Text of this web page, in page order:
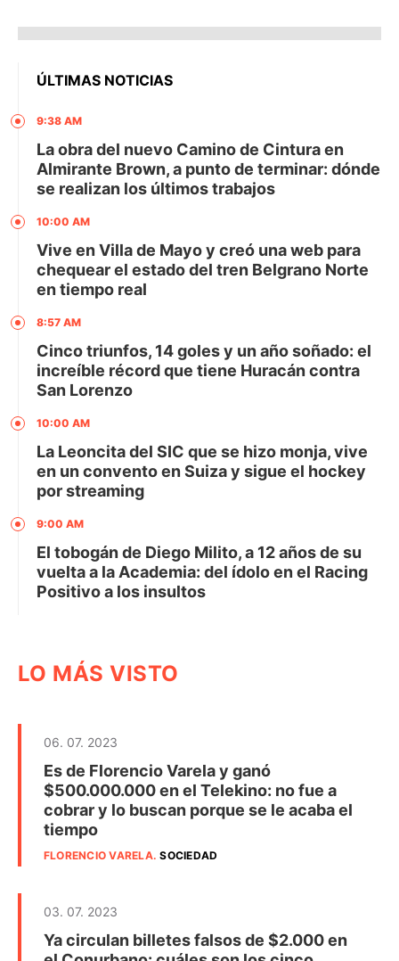
ÚLTIMAS NOTICIAS
9:38 AM
La obra del nuevo Camino de Cintura en
Almirante Brown, a punto de terminar: dónde
se realizan los últimos trabajos
10:00 AM
Vive en Villa de Mayo y creó una web para
chequear el estado del tren Belgrano Norte
en tiempo real
8:57 AM
Cinco triunfos, 14 goles y un año soñado: el
increíble récord que tiene Huracán contra
San Lorenzo
10:00 AM
La Leoncita del SIC que se hizo monja, vive
en un convento en Suiza y sigue el hockey
por streaming
9:00 AM
El tobogán de Diego Milito, a 12 años de su
vuelta a la Academia: del ídolo en el Racing
Positivo a los insultos
LO MÁS VISTO
06. 07. 2023
Es de Florencio Varela y ganó
$500.000.000 en el Telekino: no fue a
cobrar y lo buscan porque se le acaba el
tiempo
FLORENCIO VARELA.SOCIEDAD
03. 07. 2023
Ya circulan billetes falsos de $2.000 en